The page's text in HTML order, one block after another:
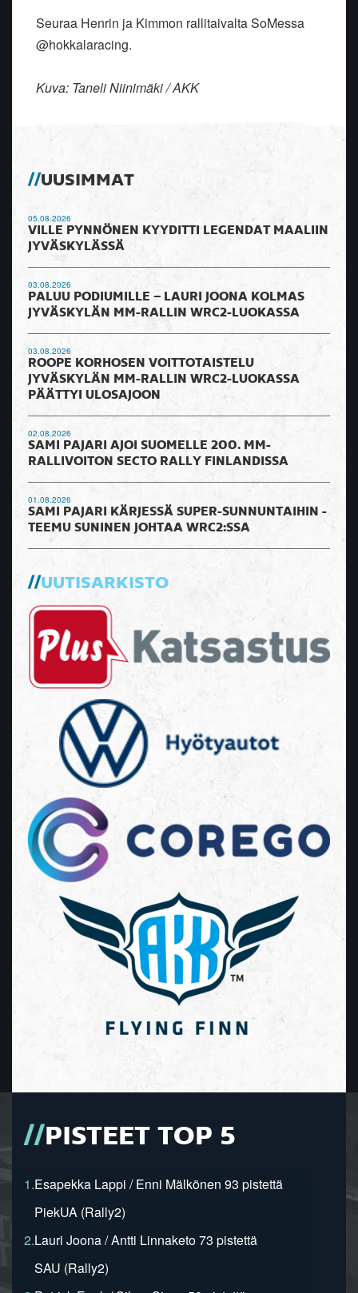
Seuraa Henrin ja Kimmon rallitaivalta SoMessa
@hokkalaracing.
Kuva: Taneli Niinimäki / AKK
UUSIMMAT
05.08.2026
VILLE PYNNÖNEN KYYDITTI LEGENDAT MAALIIN
JYVÄSKYLÄSSÄ
03.08.2026
PALUU PODIUMILLE – LAURI JOONA KOLMAS
JYVÄSKYLÄN MM-RALLIN WRC2-LUOKASSA
03.08.2026
ROOPE KORHOSEN VOITTOTAISTELU
JYVÄSKYLÄN MM-RALLIN WRC2-LUOKASSA
PÄÄTTYI ULOSAJOON
02.08.2026
SAMI PAJARI AJOI SUOMELLE 200. MM-
RALLIVOITON SECTO RALLY FINLANDISSA
01.08.2026
SAMI PAJARI KÄRJESSÄ SUPER-SUNNUNTAIHIN -
TEEMU SUNINEN JOHTAA WRC2:SSA
UUTISARKISTO
PISTEET TOP 5
1.Esapekka Lappi / Enni Mälkönen 93 pistettä
PiekUA (Rally2)
2.Lauri Joona / Antti Linnaketo 73 pistettä
SAU (Rally2)